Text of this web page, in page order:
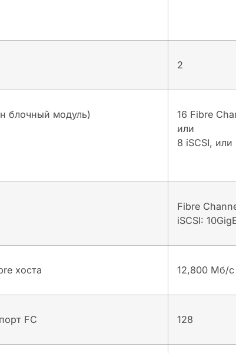
2
блочный модуль)
16 Fibre
или
8 iSCSI,
Fibre
iSCSI:
хоста 12,800 Мб/с
FC 128